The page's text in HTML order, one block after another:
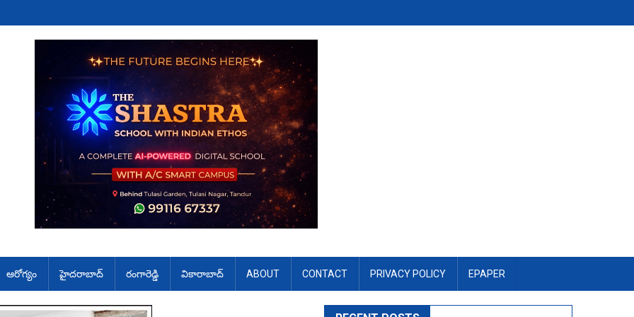
ఆరోగ్యం హైదరాబాద్ రంగారెడ్డి వికారాబాద్ ABOUT CONTACT PRIVACY POLICY EPAPER